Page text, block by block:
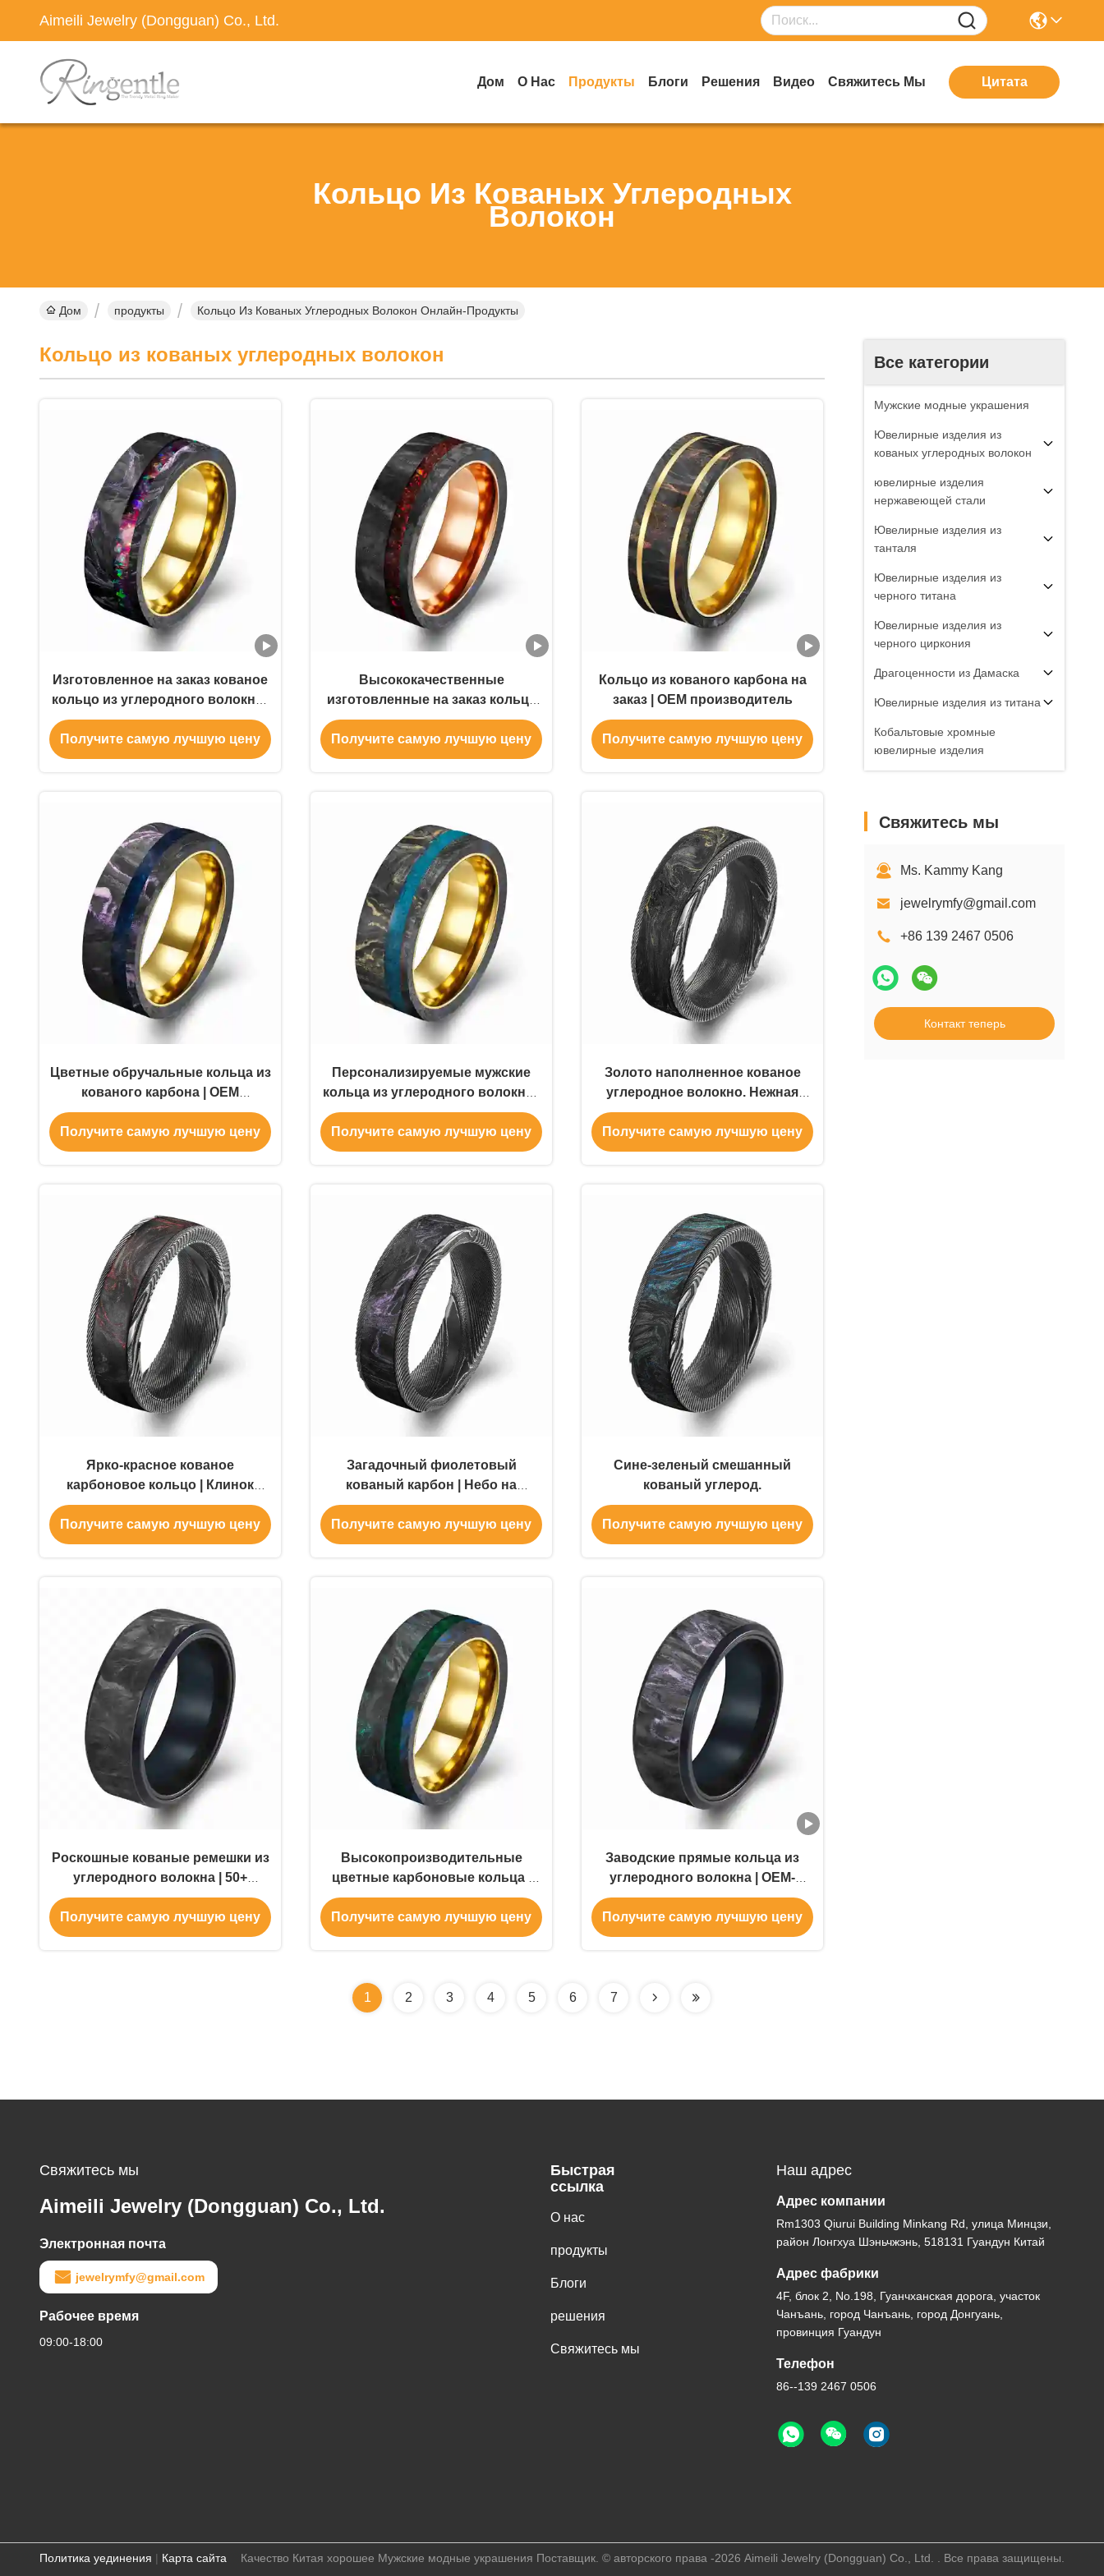
Aimeili Jewelry (Dongguan) Co., Ltd.
Дом О Нас Продукты Блоги Решения Видео Свяжитесь Мы Цитата
Кольцо Из Кованых Углеродных
Волокон
Дом продукты Кольцо Из Кованых Углеродных Волокон Онлайн-Продукты
Все категории
Мужские модные украшения
Ювелирные изделия из
кованых углеродных волокон
ювелирные изделия
нержавеющей стали
Ювелирные изделия из
танталя
Ювелирные изделия из
черного титана
Ювелирные изделия из
черного циркония
Драгоценности из Дамаска
Ювелирные изделия из титана
Кобальтовые хромные
ювелирные изделия
Свяжитесь мы
Ms. Kammy Kang
jewelrymfy@gmail.com
+86 139 2467 0506
Контакт теперь
Кольцо из кованых углеродных волокон
Изготовленное на заказ кованое
кольцо из углеродного волокна |
50 вариантов цвета | Прямая
продажа с фабрики
Получите самую лучшую цену
Высококачественные
изготовленные на заказ кольца
из углеродного волокна |
Кованый композит | OEM
Получите самую лучшую цену
Кольцо из кованого карбона на
заказ | OEM производитель
Получите самую лучшую цену
Цветные обручальные кольца из
кованого карбона | OEM
производитель США
Получите самую лучшую цену
Персонализируемые мужские
кольца из углеродного волокна |
Кованый | 50+ цветов
Получите самую лучшую цену
Золото наполненное кованое
углеродное волокно. Нежная
текстура скрывает острый край.
Получите самую лучшую цену
Ярко-красное кованое
карбоновое кольцо | Клинок
страсти, свободно
настраиваемая личная метка
Получите самую лучшую цену
Загадочный фиолетовый
кованый карбон | Небо на
кончиках пальцев, создай свой
сказочный стиль
Получите самую лучшую цену
Сине-зеленый смешанный
кованый углерод.
Получите самую лучшую цену
Роскошные кованые ремешки из
углеродного волокна | 50+
цветовой палитры | Оптовая
торговля
Получите самую лучшую цену
Высокопроизводительные
цветные карбоновые кольца |
Кованый | OEM-партнер
Получите самую лучшую цену
Заводские прямые кольца из
углеродного волокна | OEM-
производство на заказ
Получите самую лучшую цену
1 2 3 4 5 6 7
Свяжитесь мы
Aimeili Jewelry (Dongguan) Co., Ltd.
Электронная почта
jewelrymfy@gmail.com
Рабочее время
09:00-18:00
Быстрая
ссылка
О нас
продукты
Блоги
решения
Свяжитесь мы
Наш адрес
Адрес компании
Rm1303 Qiurui Building Minkang Rd, улица Минцзи,
район Лонгхуа Шэньчжэнь, 518131 Гуандун Китай
Адрес фабрики
4F, блок 2, No.198, Гуанчханская дорога, участок
Чанъань, город Чанъань, город Донгуань,
провинция Гуандун
Телефон
86--139 2467 0506
Политика уединения | Карта сайта Качество Китая хорошее Мужские модные украшения Поставщик. © авторского права -2026 Aimeili Jewelry (Dongguan) Co., Ltd. . Все права защищены.